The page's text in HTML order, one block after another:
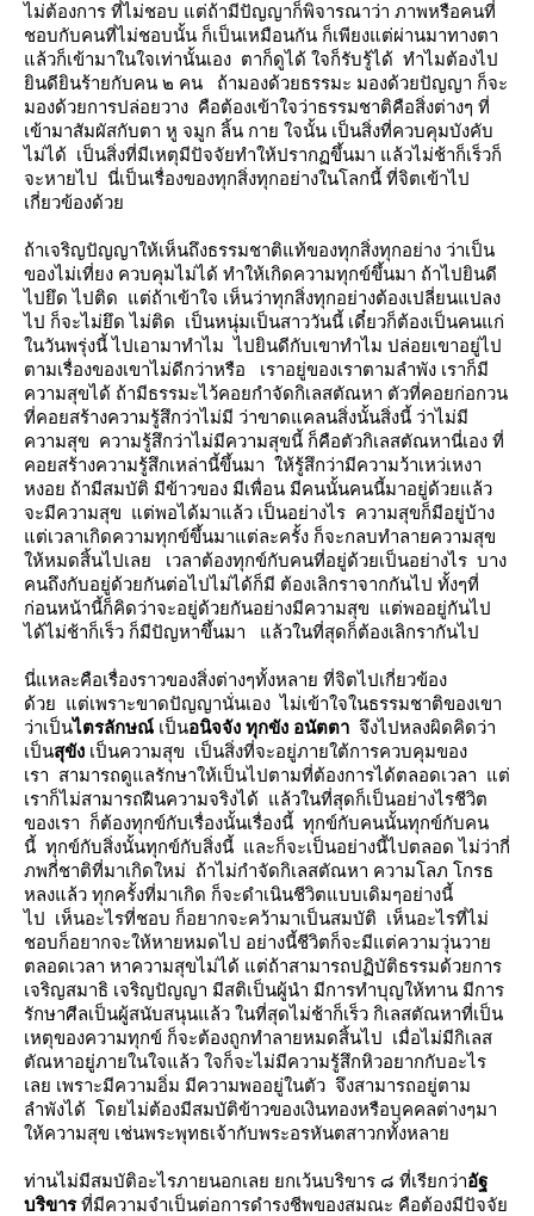
ไม่ต้องการ ที่ไม่ชอบ แต่ถ้ามีปัญญาก็พิจารณาว่า ภาพหรือคนที่
ชอบกับคนที่ไม่ชอบนั้น ก็เป็นเหมือนกัน ก็เพียงแต่ผ่านมาทางตา
ล้วก็เข้ามาในใจเท่านั้นเอง ตาก็ดูได้ ใจก็รับรู้ได้ ทำไมต้องไป
ินดียินร้ายกับคน ๒ คน ถ้ามองด้วยธรรมะ มองด้วยปัญญา ก็จะ
มองด้วยการปล่อยวาง คือต้องเข้าใจว่าธรรมชาติคือสิ่งต่างๆ ที่
เข้ามาสัมผัสกับตา หู จมูก ลิ้น กาย ใจนั้น เป็นสิ่งที่ควบคุมบังคับ
ไม่ได้ เป็นสิ่งที่มีเหตุมีปัจจัยทำให้ปรากฏขึ้นมา แล้วไม่ช้าก็เร็วก็
จะหายไป นี่เป็นเรื่องของทุกสิ่งทุกอย่างในโลกนี้ ที่จิตเข้าไป
เกี่ยวข้องด้ว
ถ้าเจริญปัญญาให้เห็นถึงธรรมชาติแท้ของทุกสิ่งทุกอย่าง ว่าเป็น
ของไม่เที่ยง ควบคุมไม่ได้ ทำให้เกิดความทุกข์ขึ้นมา ถ้าไปยินดี
ไปยึด ไปติด แต่ถ้าเข้าใจ เห็นว่าทุกสิ่งทุกอย่างต้องเปลี่ยนแปลง
ไป ก็จะไม่ยึด ไม่ติด เป็นหนุ่มเป็นสาววันนี้ เดี๋ยวก็ต้องเป็นคนแก่
นวันพรุ่งนี้ ไปเอามาทำไม ไปยินดีกับเขาทำไม ปล่อยเขาอยู่ไป
ตามเรื่องของเขาไม่ดีกว่าหรือ เราอยู่ของเราตามลำพัง เราก็มี
ความสุขได้ ถ้ามีธรรมะไว้คอยกำจัดกิเลสตัณหา ตัวที่คอยก่อกวน
ที่คอยสร้างความรู้สึกว่าไม่มี ว่าขาดแคลนสิ่งนั้นสิ่งนี้ ว่าไม่มี
ความสุข ความรู้สึกว่าไม่มีความสุขนี้ ก็คือตัวกิเลสตัณหานี่เอง ที่
คอยสร้างความรู้สึกเหล่านี้ขึ้นมา ให้รู้สึกว่ามีความว้าเหว่เหงา
หงอย ถ้ามีสมบัติ มีข้าวของ มีเพื่อน มีคนนั้นคนนี้มาอยู่ด้วยแล้ว
จะมีความสุข แต่พอได้มาแล้ว เป็นอย่างไร ความสุขก็มีอยู่บ้าง
ต่เวลาเกิดความทุกข์ขึ้นมาแต่ละครั้ง ก็จะกลบทำลายความสุข
ห้หมดสิ้นไปเลย เวลาต้องทุกข์กับคนที่อยู่ด้วยเป็นอย่างไร บาง
คนถึงกับอยู่ด้วยกันต่อไปไม่ได้ก็มี ต้องเลิกราจากกันไป ทั้งๆที่
ก่อนหน้านี้ก็คิดว่าจะอยู่ด้วยกันอย่างมีความสุข แต่พออยู่กันไป
ได้ไม่ช้าก็เร็ว ก็มีปัญหาขึ้นมา แล้วในที่สุดก็ต้องเลิกรากันไป
นี่แหละคือเรื่องราวของสิ่งต่างๆทั้งหลาย ที่จิตไปเกี่ยวข้อง
ด้วย แต่เพราะขาดปัญญานั่นเอง ไม่เข้าใจในธรรมชาติของเขา
ว่าเป็นไตรลักษณ์ เป็นอนิจจัง ทุกขัง อนัตตา จึงไปหลงผิดคิดว่า
เป็นสุขัง เป็นความสุข เป็นสิ่งที่จะอยู่ภายใต้การควบคุมของ
เรา สามารถดูแลรักษาให้เป็นไปตามที่ต้องการได้ตลอดเวลา แต่
เราก็ไม่สามารถฝืนความจริงได้ แล้วในที่สุดก็เป็นอย่างไรชีวิต
ของเรา ก็ต้องทุกข์กับเรื่องนั้นเรื่องนี้ ทุกข์กับคนนั้นทุกข์กับคน
นี้ ทุกข์กับสิ่งนั้นทุกข์กับสิ่งนี้ และก็จะเป็นอย่างนี้ไปตลอด ไม่ว่ากี่
ภพกี่ชาติที่มาเกิดใหม่ ถ้าไม่กำจัดกิเลสตัณหา ความโลภ โกรธ
หลงแล้ว ทุกครั้งที่มาเกิด ก็จะดำเนินชีวิตแบบเดิมๆอย่างนี้
ไป เห็นอะไรที่ชอบ ก็อยากจะคว้ามาเป็นสมบัติ เห็นอะไรที่ไม่
ชอบก็อยากจะให้หายหมดไป อย่างนี้ชีวิตก็จะมีแต่ความวุ่นวา
ตลอดเวลา หาความสุขไม่ได้ แต่ถ้าสามารถปฏิบัติธรรมด้วยการ
เจริญสมาธิ เจริญปัญญา มีสติเป็นผู้นำ มีการทำบุญให้ทาน มีการ
รักษาศีลเป็นผู้สนับสนุนแล้ว ในที่สุดไม่ช้าก็เร็ว กิเลสตัณหาที่เป็น
เหตุของความทุกข์ ก็จะต้องถูกทำลายหมดสิ้นไป เมื่อไม่มีกิเลส
ตัณหาอยู่ภายในใจแล้ว ใจก็จะไม่มีความรู้สึกหิวอยากกับอะไร
เลย เพราะมีความอิ่ม มีความพออยู่ในตัว จึงสามารถอยู่ตาม
ลำพังได้ โดยไม่ต้องมีสมบัติข้าวของเงินทองหรือบุคคลต่างๆมา
ห้ความสุข เช่นพระพุทธเจ้ากับพระอรหันตสาวกทั้งหลา
ท่านไม่มีสมบัติอะไรภายนอกเลย ยกเว้นบริขาร ๘ ที่เรียกว่าอัฐ
บริขารที่มีความจำเป็นต่อการดำรงชีพของสมณะ คือต้องมีปัจจั